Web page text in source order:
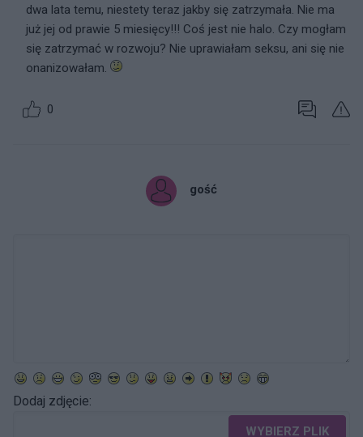
dwa lata temu, niestety teraz jakby się zatrzymała. Nie ma
już jej od prawie 5 miesięcy!!! Coś jest nie halo. Czy mogłam
się zatrzymać w rozwoju? Nie uprawiałam seksu, ani się nie
onanizowałam.
0
gość
Dodaj zdjęcie:
WYBIERZ PLIK